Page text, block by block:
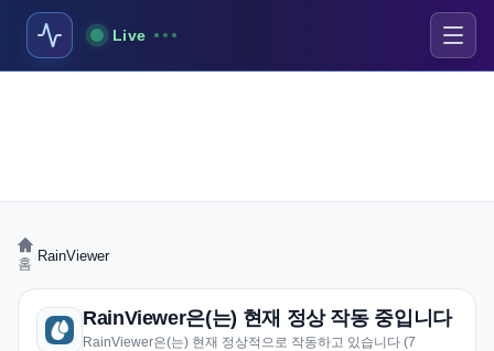
Live
홈 RainViewer
RainViewer은(는) 현재 정상 작동 중입니다
RainViewer은(는) 현재 정상적으로 작동하고 있습니다 (7